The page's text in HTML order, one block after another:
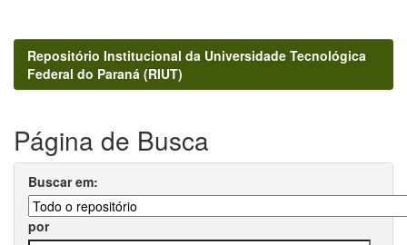
Repositório Institucional da Universidade Tecnológica
Federal do Paraná (RIUT)
Página de Busca
Buscar em:
por